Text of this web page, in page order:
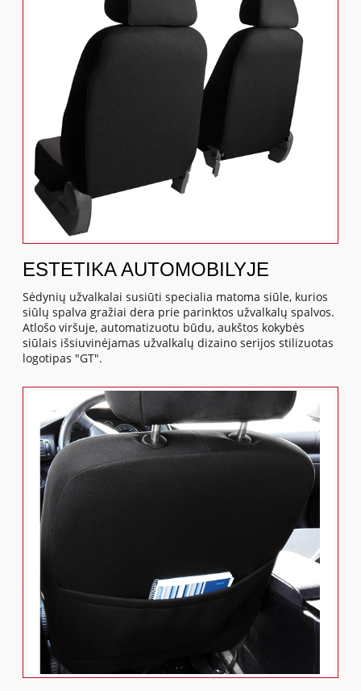
ESTETIKA AUTOMOBILYJE
Sėdynių užvalkalai susiūti specialia matoma siūle, kurios
siūlų spalva gražiai dera prie parinktos užvalkalų spalvos.
Atlošo viršuje, automatizuotu būdu, aukštos kokybės
siūlais išsiuvinėjamas užvalkalų dizaino serijos stilizuotas
logotipas "GT".